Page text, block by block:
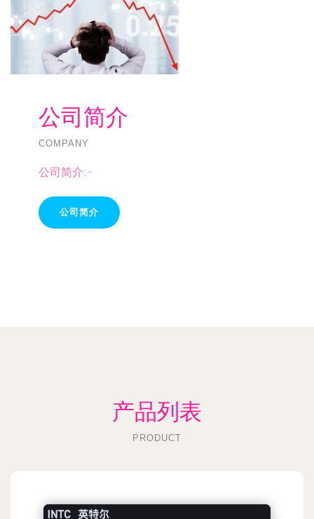
公司简介
COMPANY
公司简介: -
公司简介
产品列表
PRODUCT